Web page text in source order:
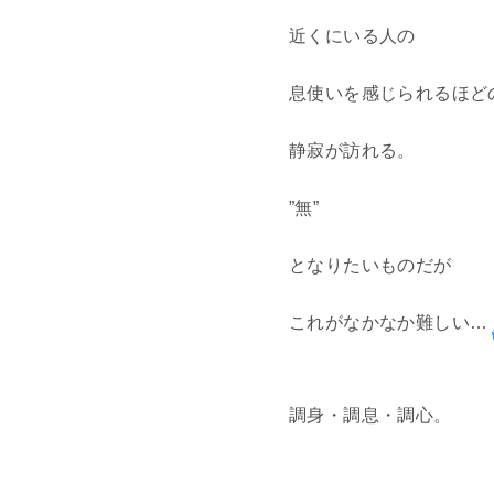
近くにいる人の
息使いを感じられるほど
静寂が訪れる。
”無”
となりたいものだが
これがなかなか難しい…
調身・調息・調心。